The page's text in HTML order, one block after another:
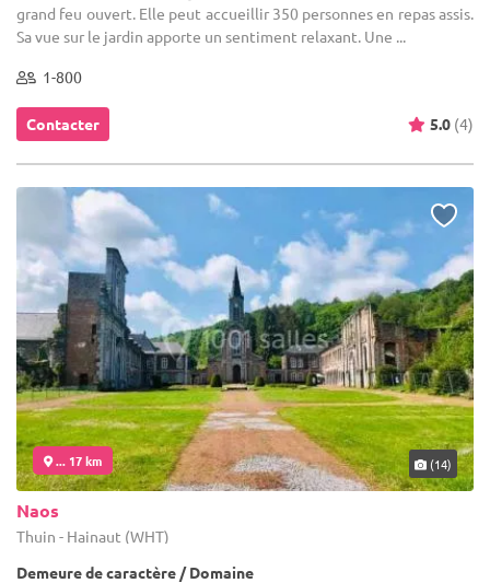
grand feu ouvert. Elle peut accueillir 350 personnes en repas assis.
Sa vue sur le jardin apporte un sentiment relaxant. Une ...
1-800
Contacter 5.0 (4)
... 17 km (14)
Naos
Thuin - Hainaut (WHT)
Demeure de caractère / Domaine